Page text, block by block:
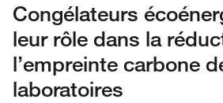
Congélateurs
leur rôle dans la
l’empreinte carbone
laboratoires